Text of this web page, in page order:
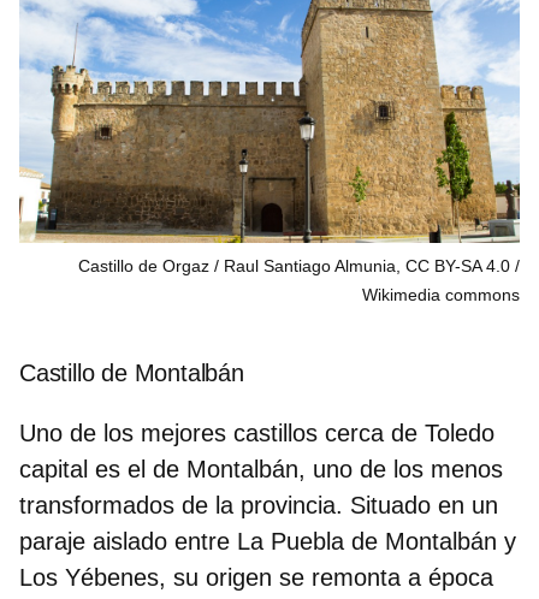
Castillo de Orgaz / Raul Santiago Almunia, CC BY-SA 4.0
Wikimedia commons
Castillo de Montalbán
Uno de los mejores castillos cerca de Toledo
capital es el de Montalbán, uno de los menos
transformados de la provincia. Situado en un
paraje aislado entre La Puebla de Montalbán y
Los Yébenes, su origen se remonta a época